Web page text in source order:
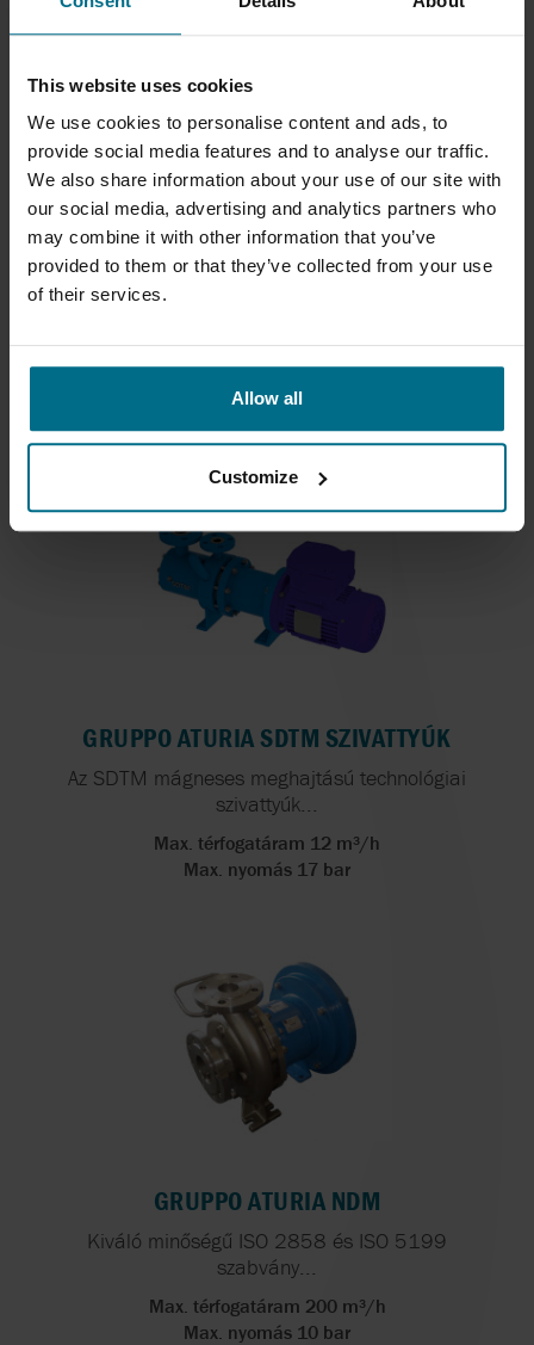
This website uses cookies
We use cookies to personalise content and ads, to
provide social media features and to analyse our traffic.
We also share information about your use of our site with
our social media, advertising and analytics partners who
may combine it with other information that you’ve
provided to them or that they’ve collected from your use
of their services.
Allow all
Customize
GRUPPO ATURIA PCM SP
Önfelszívó mágneses hajtású centrifugálszivattyúk
Max. nyomás 3,8 bar
GRUPPO ATURIA SDTM SZIVATTYÚK
Az SDTM mágneses meghajtású technológiai
szivattyúk...
Max. térfogatáram 12 m³/h
Max. nyomás 17 bar
GRUPPO ATURIA NDM
Kiváló minőségű ISO 2858 és ISO 5199
szabvány...
Max. térfogatáram 200 m³/h
Max. nyomás 10 bar